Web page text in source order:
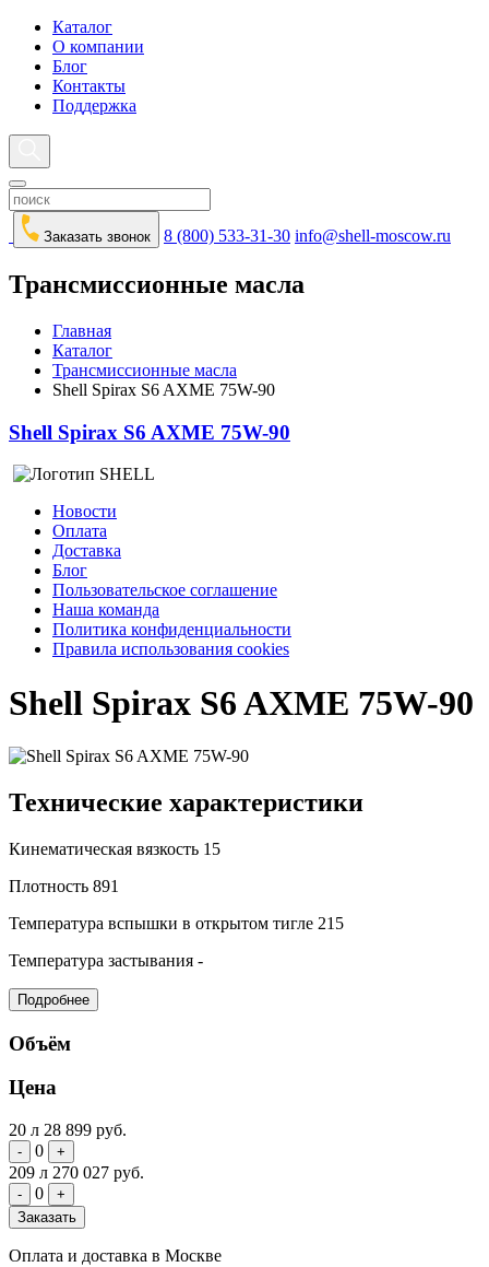
Каталог
О компании
Блог
Контакты
Поддержка
Заказать звонок 8 (800) 533-31-30 info@shell-moscow.ru
Трансмиссионные масла
Главная
Каталог
Трансмиссионные масла
Shell Spirax S6 AXME 75W-90
Shell Spirax S6 AXME 75W-90
Новости
Оплата
Доставка
Блог
Пользовательское соглашение
Наша команда
Политика конфиденциальности
Правила использования cookies
Shell Spirax S6 AXME 75W-90
Технические характеристики
Кинематическая вязкость 15
Плотность 891
Температура вспышки в открытом тигле 215
Температура застывания -
Подробнее
Объём
Цена
20 л 28 899 руб.
- 0 +
209 л 270 027 руб.
- 0
+
Заказать
Оплата и доставка в Москве